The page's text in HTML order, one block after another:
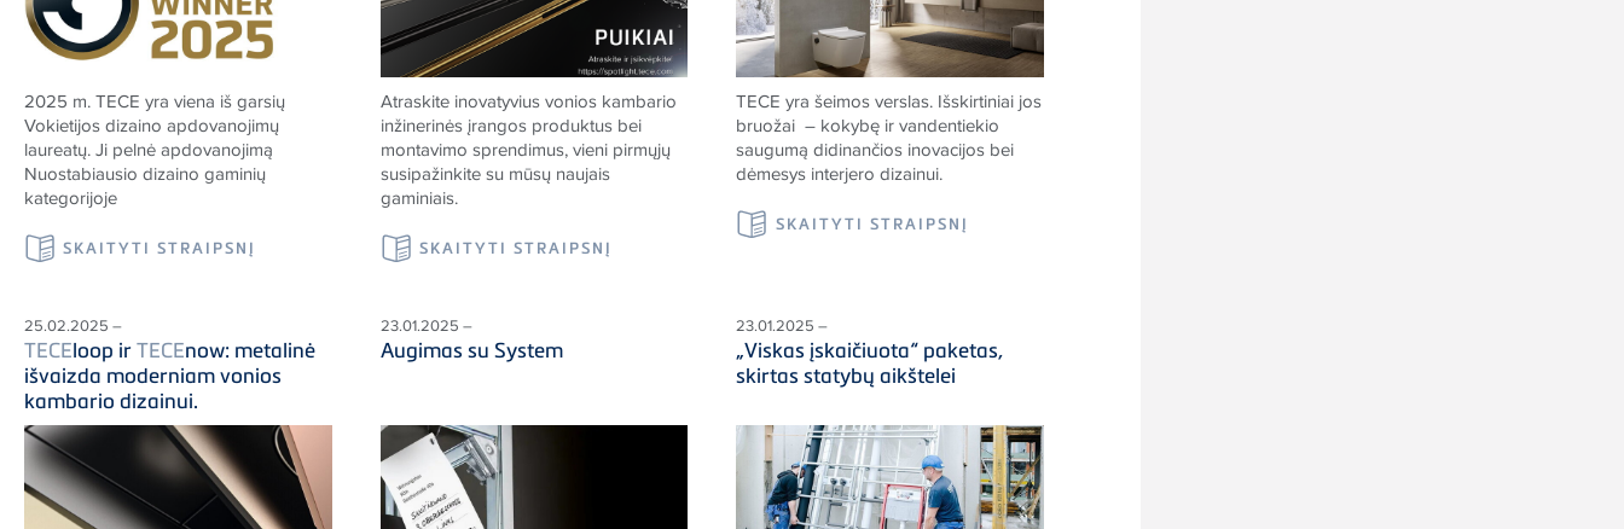
2025 m.TECE yra viena iš garsių
Vokietijos dizaino apdovanojimų
laureatų. Ji pelnė apdovanojimą
Nuostabiausio dizaino gaminių
kategorijoje
SKAITYTI STRAIPSNĮ
Atraskite inovatyvius vonios kambario
inžinerinės įrangos produktus bei
montavimo sprendimus, vieni pirmųjų
susipažinkite su mūsų naujais
gaminiais.
SKAITYTI STRAIPSNĮ
TECE yra šeimos verslas. Išskirtiniai jos
bruožai – kokybę ir vandentiekio
saugumą didinančios inovacijos bei
dėmesys interjero dizainui.
SKAITYTI STRAIPSNĮ
25.02.2025 –
TECEloop irTECEnow: metalinė
išvaizda moderniam vonios
kambario dizainui.
23.01.2025 –
Augimas su System
23.01.2025 –
„Viskas įskaičiuota“ paketas,
skirtas statybų aikštelei